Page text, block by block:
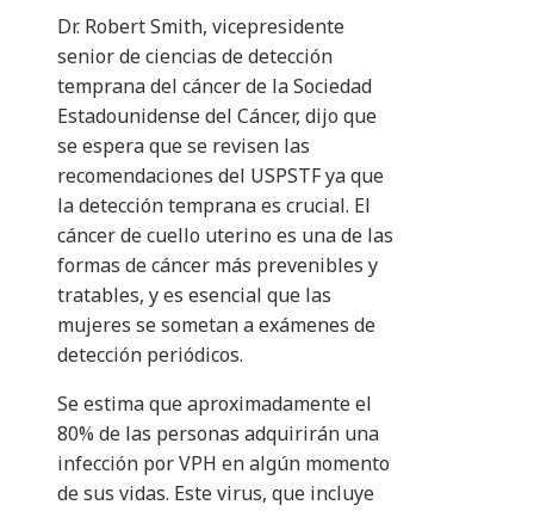
Dr. Robert Smith, vicepresidente
senior de ciencias de detección
temprana del cáncer de la Sociedad
Estadounidense del Cáncer, dijo que
se espera que se revisen las
recomendaciones del USPSTF ya que
la detección temprana es crucial. El
cáncer de cuello uterino es una de las
formas de cáncer más prevenibles y
tratables, y es esencial que las
mujeres se sometan a exámenes de
detección periódicos.
Se estima que aproximadamente el
80% de las personas adquirirán una
infección por VPH en algún momento
de sus vidas. Este virus, que incluye